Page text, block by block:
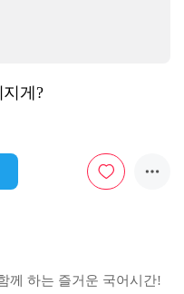
지게?
께 하는 즐거운 국어시간!